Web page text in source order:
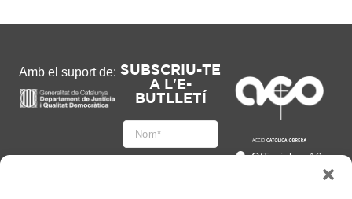
Amb el suport de: SUBSCRIU-TE
A L'E-
BUTLLETÍ
C/Tapioles, 10